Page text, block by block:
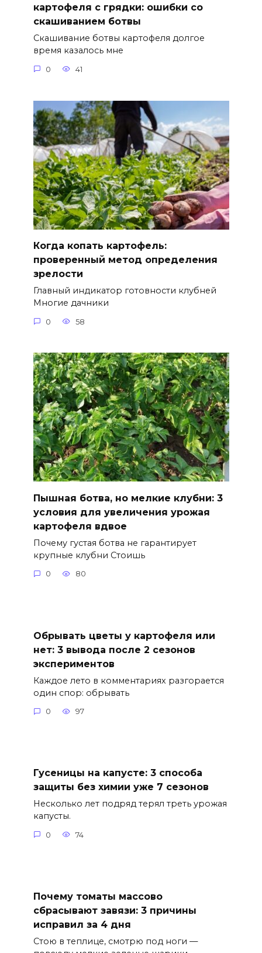
картофеля с грядки: ошибки со
скашиванием ботвы
Скашивание ботвы картофеля долгое
время казалось мне
0 41
Когда копать картофель:
проверенный метод определения
зрелости
Главный индикатор готовности клубней
Многие дачники
0 58
Пышная ботва, но мелкие клубни: 3
условия для увеличения урожая
картофеля вдвое
Почему густая ботва не гарантирует
крупные клубни Стоишь
0 80
Обрывать цветы у картофеля или
нет: 3 вывода после 2 сезонов
экспериментов
Каждое лето в комментариях разгорается
один спор: обрывать
0 97
Гусеницы на капусте: 3 способа
защиты без химии уже 7 сезонов
Несколько лет подряд терял треть урожая
капусты.
0 74
Почему томаты массово
сбрасывают завязи: 3 причины
исправил за 4 дня
Стою в теплице, смотрю под ноги —